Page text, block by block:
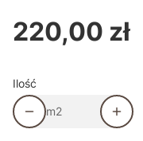
Cena
220,00 zł
Ilość
m2